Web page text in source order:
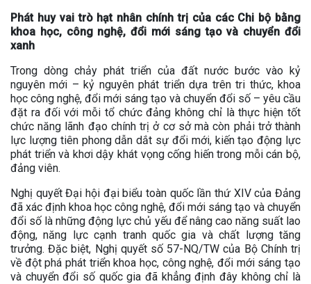
Phát huy vai trò hạt nhân chính trị của các Chi bộ bằng
khoa học, công nghệ, đổi mới sáng tạo và chuyển đổi
xanh
Trong dòng chảy phát triển của đất nước bước vào kỷ
nguyên mới – kỷ nguyên phát triển dựa trên tri thức, khoa
học công nghệ, đổi mới sáng tạo và chuyển đổi số – yêu cầu
đặt ra đối với mỗi tổ chức đảng không chỉ là thực hiện tốt
chức năng lãnh đạo chính trị ở cơ sở mà còn phải trở thành
lực lượng tiên phong dẫn dắt sự đổi mới, kiến tạo động lực
phát triển và khơi dậy khát vọng cống hiến trong mỗi cán bộ,
đảng viên.
Nghị quyết Đại hội đại biểu toàn quốc lần thứ XIV của Đảng
đã xác định khoa học công nghệ, đổi mới sáng tạo và chuyển
đổi số là những động lực chủ yếu để nâng cao năng suất lao
động, năng lực cạnh tranh quốc gia và chất lượng tăng
trưởng. Đặc biệt, Nghị quyết số 57-NQ/TW của Bộ Chính trị
về đột phá phát triển khoa học, công nghệ, đổi mới sáng tạo
và chuyển đổi số quốc gia đã khẳng định đây không chỉ là